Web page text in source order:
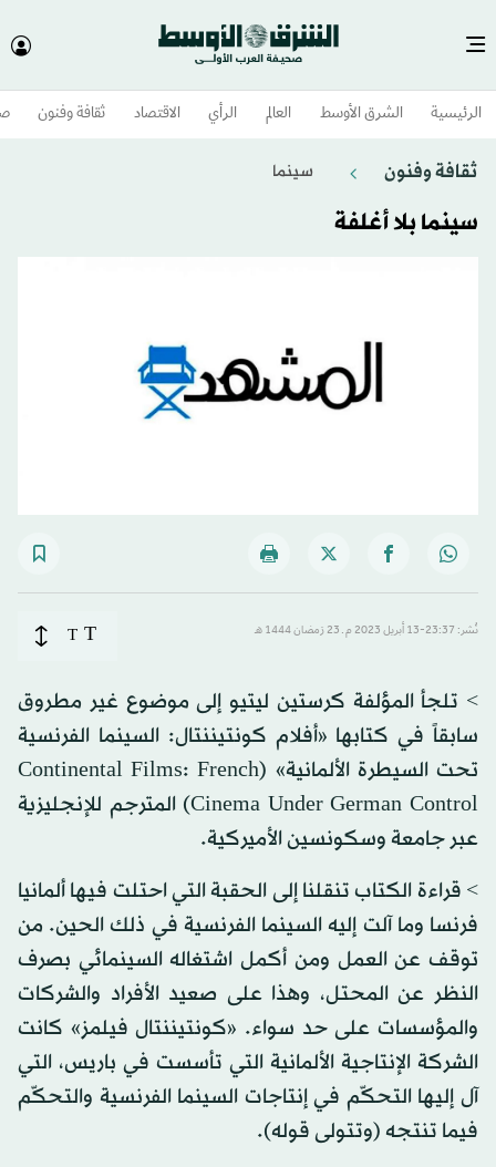
الرئيسية الشرق الأوسط​ العالم الرأي الاقتصاد ثقافة وفنون
ثقافة وفنون سينما
سينما بلا أغلفة
نُشر: 23:37-13 أبريل 2023 م ـ 23 رَمضان 1444 هـ T
T
> تلجأ المؤلفة كرستين ليتيو إلى موضوع غير مطروق
سابقاً في كتابها «أفلام كونتيننتال: السينما الفرنسية
تحت السيطرة الألمانية» (Continental Films‪:‬ French
Cinema Under German Control) المترجم للإنجليزية
عبر جامعة وسكونسين الأميركية. ‬
> قراءة الكتاب تنقلنا إلى الحقبة التي احتلت فيها ألمانيا
فرنسا وما آلت إليه السينما الفرنسية في ذلك الحين. من
توقف عن العمل ومن أكمل اشتغاله السينمائي بصرف
النظر عن المحتل، وهذا على صعيد الأفراد والشركات
والمؤسسات على حد سواء. «كونتيننتال فيلمز» كانت
الشركة الإنتاجية الألمانية التي تأسست في باريس، التي
آل إليها التحكّم في إنتاجات السينما الفرنسية والتحكّم
فيما تنتجه (وتتولى قوله).